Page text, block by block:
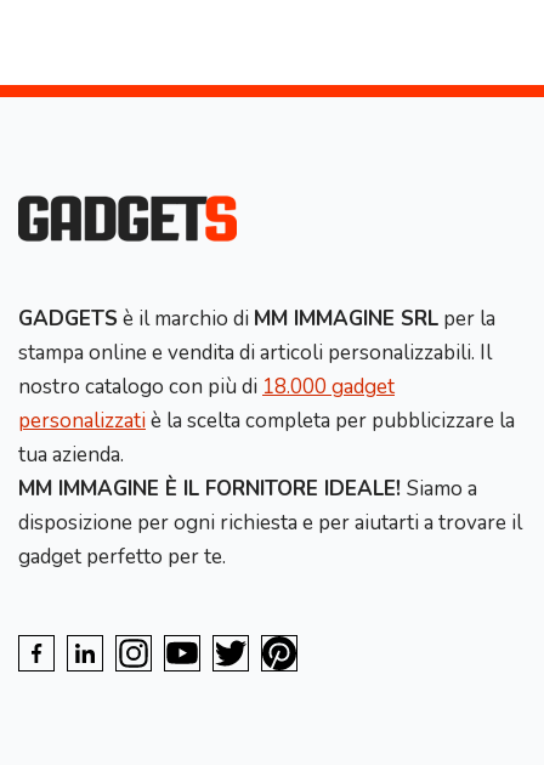
GADGETS è il marchio di MM IMMAGINE SRL per la
stampa online e vendita di articoli personalizzabili. Il
nostro catalogo con più di 18.000 gadget
personalizzatiè la scelta completa per pubblicizzare la
tua azienda.
MM IMMAGINE È IL FORNITORE IDEALE! Siamo a
disposizione per ogni richiesta e per aiutarti a trovare il
gadget perfetto per te.